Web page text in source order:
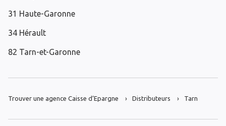
31 Haute-Garonne
34 Hérault
82 Tarn-et-Garonne
Trouver une agence Caisse d’Epargne Distributeurs Tarn